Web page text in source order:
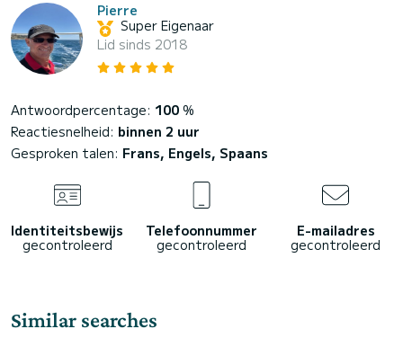
Pierre
Super Eigenaar
Lid sinds 2018
Antwoordpercentage: 100 %
Reactiesnelheid: binnen 2 uur
Gesproken talen: Frans, Engels, Spaans
Identiteitsbewijs
gecontroleerd
Telefoonnummer
gecontroleerd
E-mailadres
gecontroleerd
Similar searches